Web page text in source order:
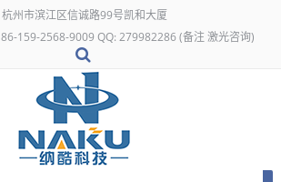
杭州市滨江区信诚路99号凯和大厦
86-159-2568-9009 QQ: 279982286 (备注 激光咨询)